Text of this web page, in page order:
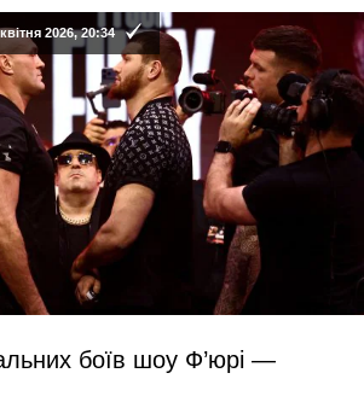
2026, 20:34
боїв шоу Ф’юрі —